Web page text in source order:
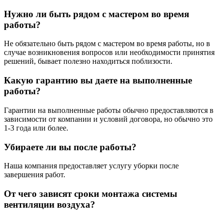
Нужно ли быть рядом с мастером во время
работы?
Не обязательно быть рядом с мастером во время работы, но в
случае возникновения вопросов или необходимости принятия
решений, бывает полезно находиться поблизости.
Какую гарантию вы даете на выполненные
работы?
Гарантии на выполненные работы обычно предоставляются в
зависимости от компании и условий договора, но обычно это
1-3 года или более.
Убираете ли вы после работы?
Наша компания предоставляет услугу уборки после
завершения работ.
От чего зависят сроки монтажа системы
вентиляции воздуха?